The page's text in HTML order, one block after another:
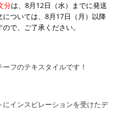
分は、8月12日（水）までに発送
ついては、8月17日（月）以降
で、ご了承ください。
フのテキスタイルです！
インスピレーションを受けたデ